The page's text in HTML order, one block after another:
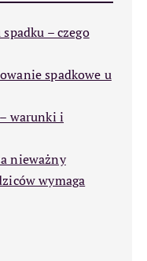
– czego
spadkowe u
warunki i
nieważny
wymaga